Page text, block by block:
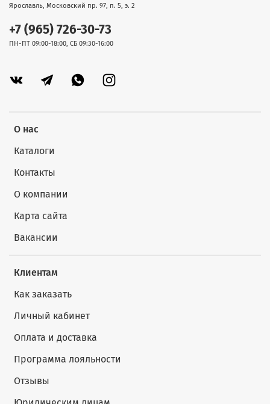
О нас
Каталоги
Контакты
О компании
Карта сайта
Вакансии
Клиентам
Как заказать
Личный кабинет
Оплата и доставка
Программа лояльности
Отзывы
Ярославль, Московский пр. 97, п. 5, э. 2
+7 (965) 726-30-73
ПН-ПТ 09:00-18:00, СБ 09:30-16:00